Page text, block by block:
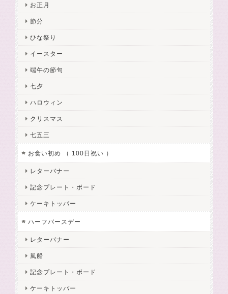
お正月
節分
ひな祭り
イースター
端午の節句
七夕
ハロウィン
クリスマス
七五三
お食い初め （ 100日祝い ）
レターバナー
記念プレート・ボード
ケーキトッパー
ハーフバースデー
レターバナー
風船
記念プレート・ボード
ケーキトッパー